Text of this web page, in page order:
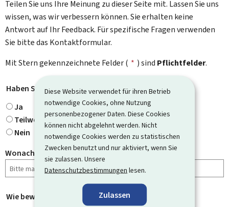
Diese Website verwendet für ihren Betrieb
notwendige Cookies, ohne Nutzung
personenbezogener Daten. Diese Cookies
können nicht abgelehnt werden. Nicht
notwendige Cookies werden zu statistischen
Zwecken benutzt und nur aktiviert, wenn Sie
sie zulassen. Unsere
Datenschutzbestimmungen lesen.
Zulassen
Teilen Sie uns Ihre Meinung zu dieser Seite mit. Lassen Sie uns
wissen, was wir verbessern können. Sie erhalten keine
Antwort auf Ihr Feedback. Für spezifische Fragen verwenden
Sie bitte das Kontaktformular.
Mit Stern gekennzeichnete Felder ( * ) sind Pflichtfelder.
Haben Sie gefunden, wonach Sie gesucht haben?
Ja
Teilweise
Nein
Wonach haben Sie gesucht?
Wie bewerten Sie diese Seite? *